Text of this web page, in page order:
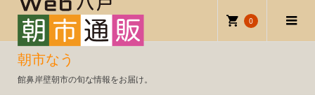
0
朝市なう
館鼻岸壁朝市の旬な情報をお届け。